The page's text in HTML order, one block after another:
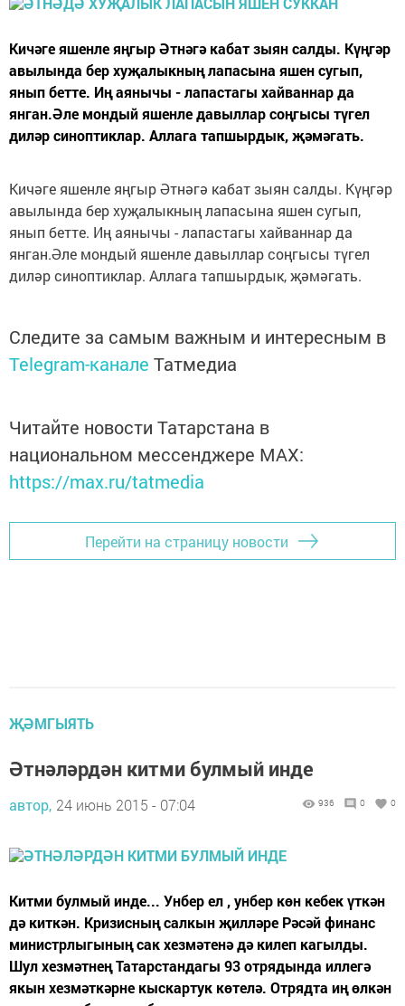
Кичәге яшенле яңгыр Әтнәгә кабат зыян салды. Күңгәр
авылында бер хуҗалыкның лапасына яшен сугып,
янып бетте. Иң аянычы - лапастагы хайваннар да
янган.Әле мондый яшенле давыллар соңгысы түгел
диләр синоптиклар. Аллага тапшырдык, җәмәгать.
Кичәге яшенле яңгыр Әтнәгә кабат зыян салды. Күңгәр
авылында бер хуҗалыкның лапасына яшен сугып,
янып бетте. Иң аянычы - лапастагы хайваннар да
янган.Әле мондый яшенле давыллар соңгысы түгел
диләр синоптиклар. Аллага тапшырдык, җәмәгать.
Следите за самым важным и интересным в
Telegram-канале Татмедиа
Читайте новости Татарстана в
национальном мессенджере MАХ:
https://max.ru/tatmedia
Перейти на страницу новости
ҖӘМГЫЯТЬ
Әтнәләрдән китми булмый инде
автор, 24 июнь 2015 - 07:04 936 0 0
Китми булмый инде... Унбер ел , унбер көн кебек үткән
дә киткән. Кризисның салкын җилләре Рәсәй финанс
министрлыгының сак хезмәтенә дә килеп кагылды.
Шул хезмәтнең Татарстандагы 93 отрядында иллегә
якын хезмәткәрне кыскартук көтелә. Отрядта иң өлкән